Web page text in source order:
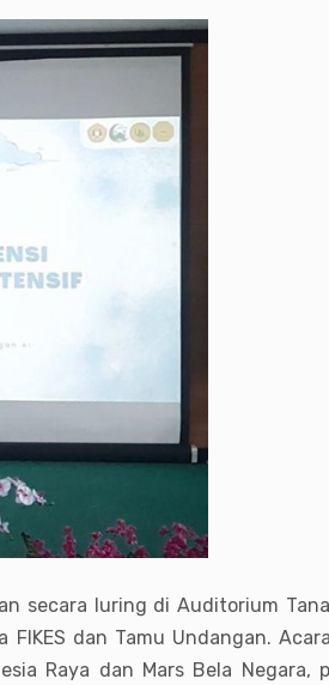
secara luring di Auditorium
dan Tamu Undangan.
Raya dan Mars Bela Negara,